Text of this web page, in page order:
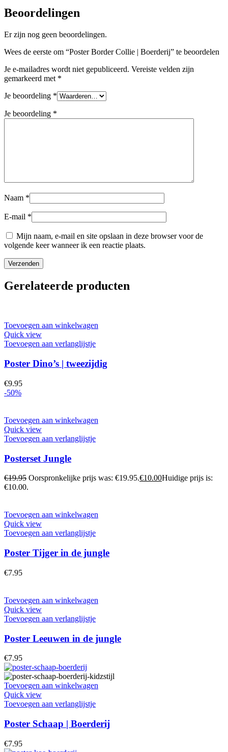
Beoordelingen
Er zijn nog geen beoordelingen.
Wees de eerste om “Poster Border Collie | Boerderij” te beoordelen
Je e-mailadres wordt niet gepubliceerd. Vereiste velden zijn
gemarkeerd met *
Je beoordeling *
Je beoordeling *
Naam *
E-mail *
Mijn naam, e-mail en site opslaan in deze browser voor de
volgende keer wanneer ik een reactie plaats.
Gerelateerde producten
Toevoegen aan winkelwagen
Quick view
Toevoegen aan verlanglijstje
Poster Dino’s | tweezijdig
€9.95
-50%
Toevoegen aan winkelwagen
Quick view
Toevoegen aan verlanglijstje
Posterset Jungle
€19.95 Oorspronkelijke prijs was: €19.95.€10.00Huidige prijs is:
€10.00.
Toevoegen aan winkelwagen
Quick view
Toevoegen aan verlanglijstje
Poster Tijger in de jungle
€7.95
Toevoegen aan winkelwagen
Quick view
Toevoegen aan verlanglijstje
Poster Leeuwen in de jungle
€7.95
Toevoegen aan winkelwagen
Quick view
Toevoegen aan verlanglijstje
Poster Schaap | Boerderij
€7.95